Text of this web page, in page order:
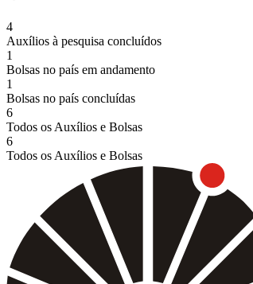
4
Auxílios à pesquisa concluídos
1
Bolsas no país em andamento
1
Bolsas no país concluídas
6
Todos os Auxílios e Bolsas
6
Todos os Auxílios e Bolsas